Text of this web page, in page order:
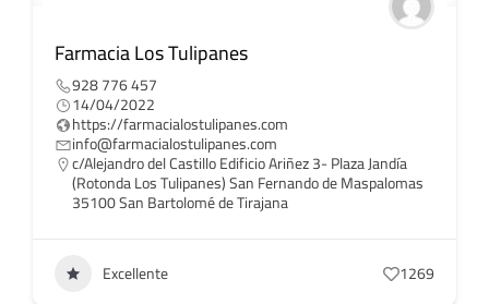
Farmacia Los Tulipanes
928 776 457
14/04/2022
https://farmacialostulipanes.com
info@farmacialostulipanes.com
c/Alejandro del Castillo Edificio Ariñez 3- Plaza Jandía
(Rotonda Los Tulipanes) San Fernando de Maspalomas
35100 San Bartolomé de Tirajana
Excellente 1269